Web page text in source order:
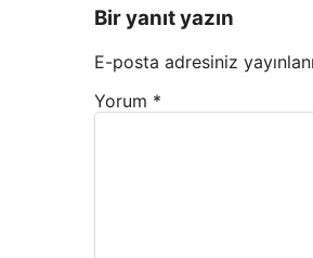
Bir yanıt yazın
E-posta adresiniz
Yorum *